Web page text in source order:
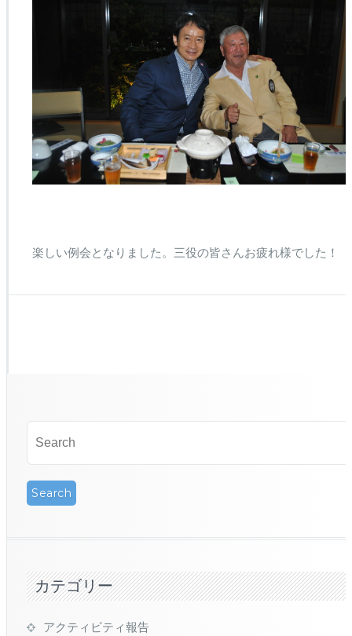
楽しい例会となりました。三役の皆さんお疲れ様でした！
カテゴリー
アクティビティ報告